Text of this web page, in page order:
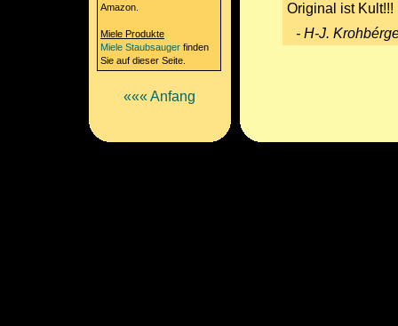
Original ist Kult!!!
- H-J.
Amazon.
Miele Produkte
Miele Staubsauger finden
Sie auf dieser Seite.
««« Anfang